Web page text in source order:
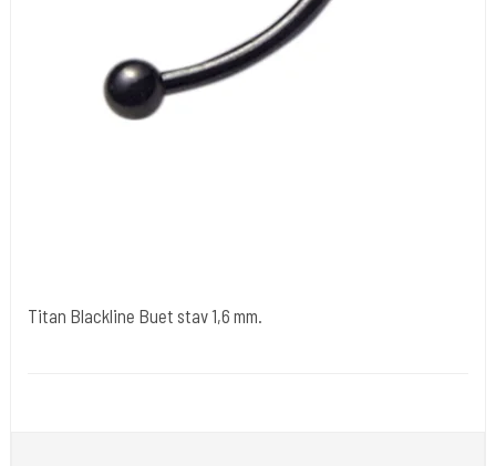
Titan Blackline Buet stav 1,6 mm.